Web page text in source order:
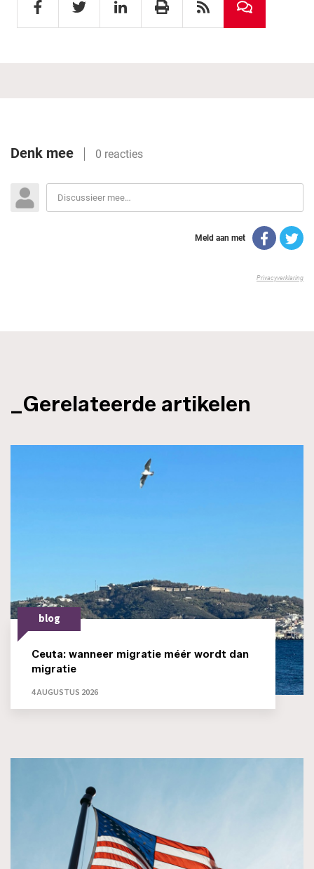
_Gerelateerde artikelen
blog
Ceuta: wanneer migratie méér wordt dan
migratie
4 AUGUSTUS 2026